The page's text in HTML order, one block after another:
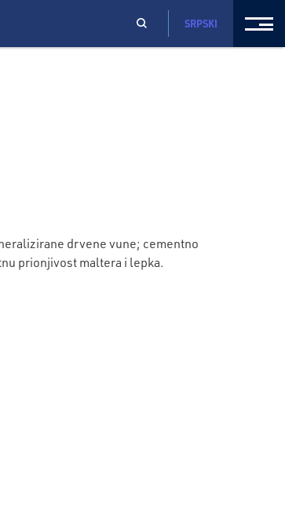
SRPSKI
drvene vune; cementno
prionjivost maltera i lepka.